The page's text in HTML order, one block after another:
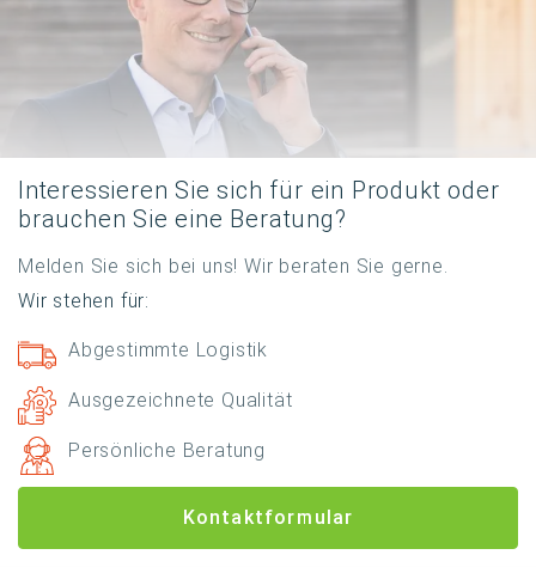
Interessieren Sie sich für ein Produkt oder
brauchen Sie eine Beratung?
Melden Sie sich bei uns! Wir beraten Sie gerne.
Wir stehen für:
Abgestimmte Logistik
Ausgezeichnete Qualität
Persönliche Beratung
Kontaktformular